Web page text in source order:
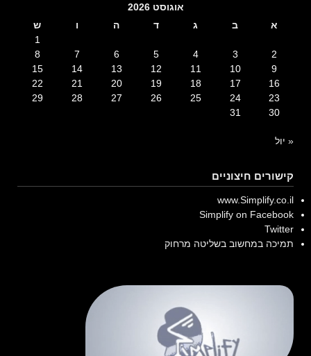
אוגוסט 2026
א
ב ג ד ה ו
ש
1
2
3
4
5
6
7
8
9
10
11
12
13
14
15
16
17
18
19
20
21
22
23
24
25
26
27
28
29
30
31
« יול
קישורים חיצוניים
www.Simplify.co.il
Simplify on Facebook
Twitter
תמיכה במחשוב בשליטה מרחוק